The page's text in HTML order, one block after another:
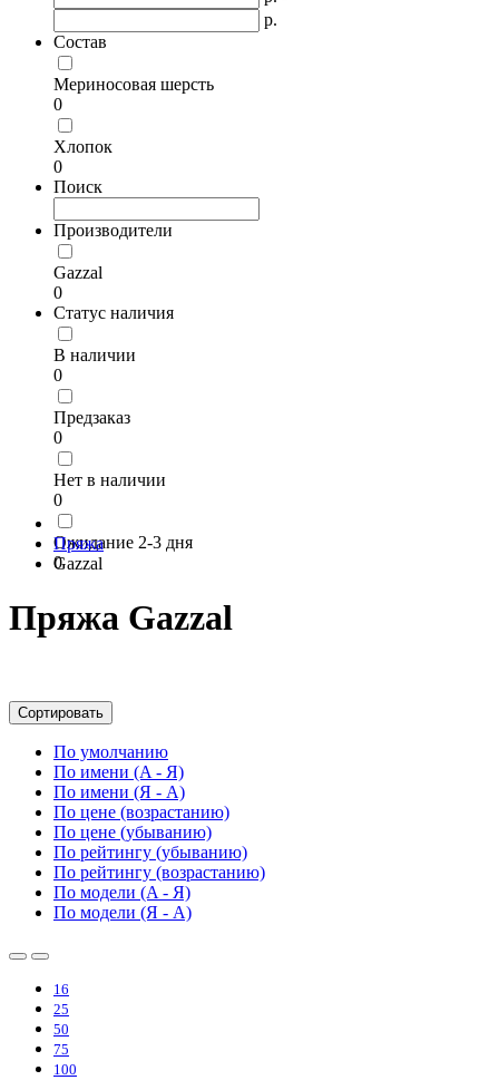
р.
Состав
Мериносовая шерсть
0
Хлопок
0
Поиск
Производители
Gazzal
0
Статус наличия
В наличии
0
Предзаказ
0
Нет в наличии
0
Ожидание 2-3 дня
0
Пряжа
Gazzal
Пряжа Gazzal
Сортировать
По умолчанию
По имени (A - Я)
По имени (Я - A)
По цене (возрастанию)
По цене (убыванию)
По рейтингу (убыванию)
По рейтингу (возрастанию)
По модели (A - Я)
По модели (Я - A)
16
25
50
75
100